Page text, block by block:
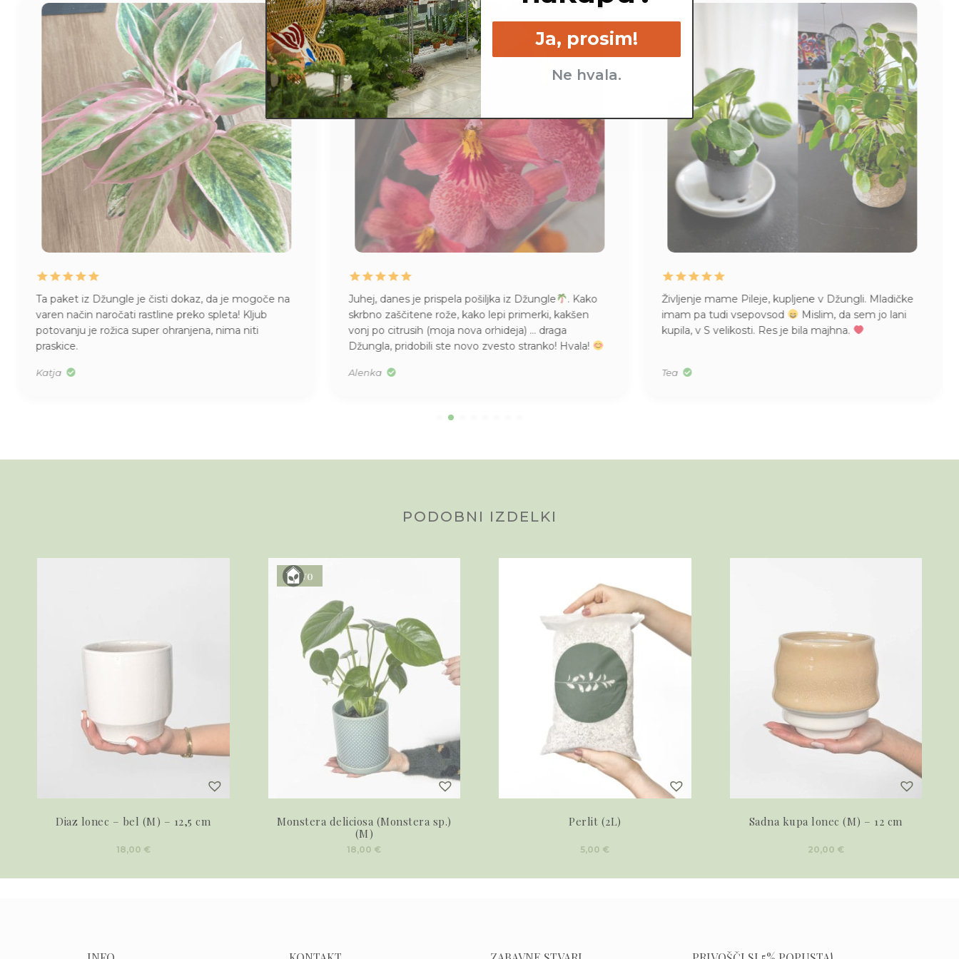
Ta paket iz Džungle je čisti dokaz, da je mogoče na
varen način naročati rastline preko spleta! Kljub
potovanju je rožica super ohranjena, nima niti
praskice.
Katja
Juhej, danes je prispela pošiljka iz Džungle
. Kako
skrbno zaščitene rože, kako lepi primerki, kakšen
vonj po citrusih (moja nova orhideja) … draga
Džungla, pridobili ste novo zvesto stranko! Hvala!
Alenka
Življenje mame Pileje, kupljene v Džungli. Mladičke
imam pa tudi vsepovsod
Mislim, da sem jo lani
kupila, v S velikosti. Res je bila majhna.
Tea
PODOBNI IZDELKI
Diaz lonec – bel (M) – 12,5 cm
18,00 €
Novo
Monstera deliciosa (Monstera sp.)
(M)
18,00 €
Perlit (2L)
5,00 €
Sadna kupa lonec (M) – 12 cm
20,00 €
Ja, prosim!
Ne hvala.